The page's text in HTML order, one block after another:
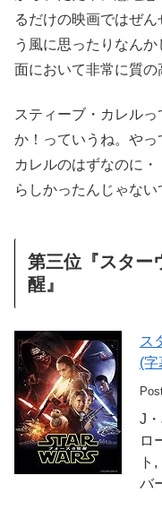
るだけの映画ではぜ
う風に思ったりなん
面において非常に質の
スティーブ・カレル
か！っていうね。やっ
カレルのはずなのに
らしかったんじゃない
第三位『スタ
醒』
ス
(字
J
ロ
ト
バ